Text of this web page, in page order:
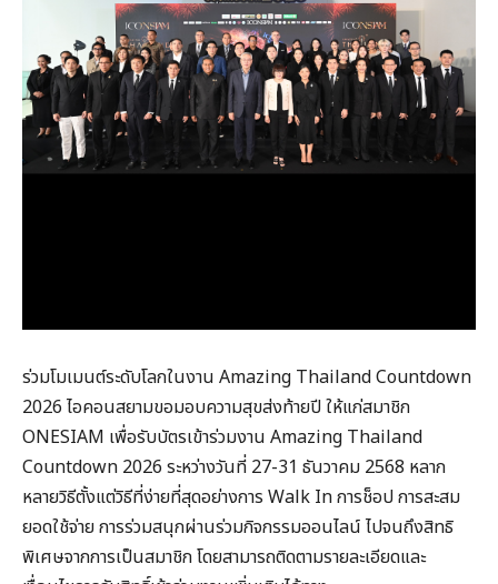
ร่วมโมเมนต์ระดับโลกในงาน Amazing Thailand Countdown
2026 ไอคอนสยามขอมอบความสุขส่งท้ายปี ให้แก่สมาชิก
ONESIAM เพื่อรับบัตรเข้าร่วมงาน Amazing Thailand
Countdown 2026 ระหว่างวันที่ 27-31 ธันวาคม 2568 หลาก
หลายวิธีตั้งแต่วิธีที่ง่ายที่สุดอย่างการ Walk In การช็อป การสะสม
ยอดใช้จ่าย การร่วมสนุกผ่านร่วมกิจกรรมออนไลน์ ไปจนถึงสิทธิ
พิเศษจากการเป็นสมาชิก โดยสามารถติดตามรายละเอียดและ